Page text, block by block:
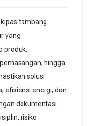
tambang
yang
produk:
hingga
solusi
efisiensi energi, dan
dokumentasi
risiko